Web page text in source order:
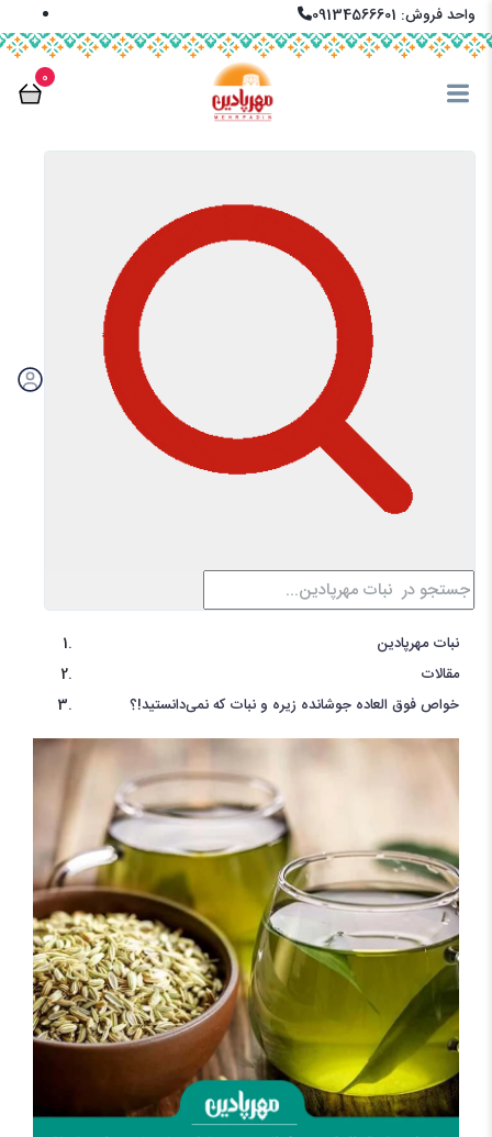
واحد فروش: 09134566601
En
0
نبات مهرپادین
مقالات
خواص فوق العاده جوشانده زیره و نبات که نمی‌دانستید!؟